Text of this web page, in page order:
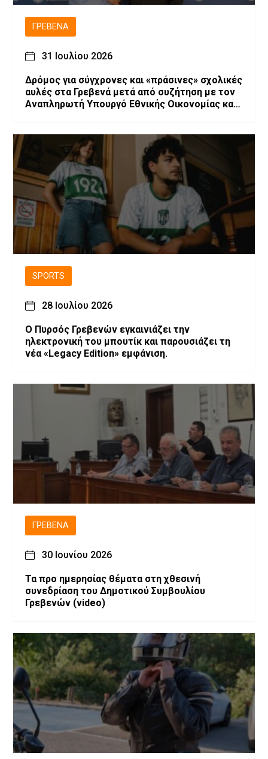
ΓΡΕΒΕΝΆ
31 Ιουλίου 2026
Δρόμος για σύγχρονες και «πράσινες» σχολικές
αυλές στα Γρεβενά μετά από συζήτηση με τον
Αναπληρωτή Υπουργό Εθνικής Οικονομίας και
SPORTS
28 Ιουλίου 2026
Ο Πυρσός Γρεβενών εγκαινιάζει την
ηλεκτρονική του μπουτίκ και παρουσιάζει τη
νέα «Legacy Edition» εμφάνιση.
ΓΡΕΒΕΝΆ
30 Ιουνίου 2026
Τα προ ημερησίας θέματα στη χθεσινή
συνεδρίαση του Δημοτικού Συμβουλίου
Γρεβενών (video)